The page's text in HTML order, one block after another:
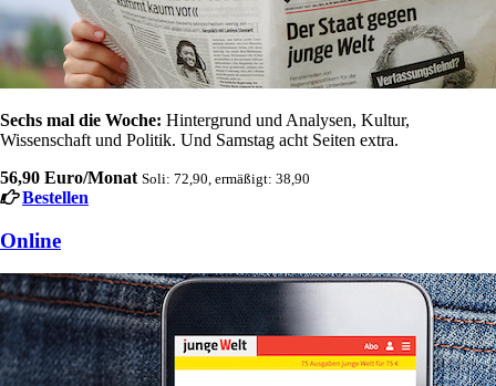
Sechs mal die Woche: Hintergrund und Analysen, Kultur,
Wissenschaft und Politik. Und Samstag acht Seiten extra.
56,90 Euro/Monat Soli: 72,90, ermäßigt: 38,90
Bestellen
Online